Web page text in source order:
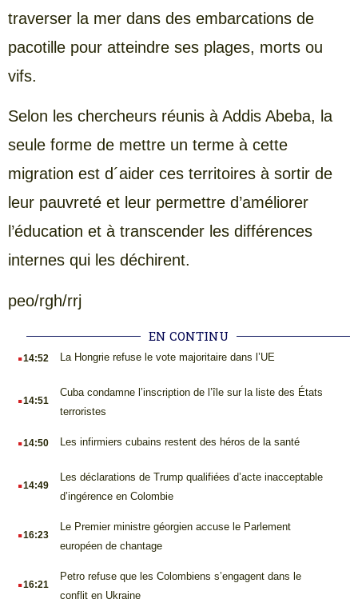
traverser la mer dans des embarcations de
pacotille pour atteindre ses plages, morts ou
vifs.
Selon les chercheurs réunis à Addis Abeba, la
seule forme de mettre un terme à cette
migration est d´aider ces territoires à sortir de
leur pauvreté et leur permettre d’améliorer
l’éducation et à transcender les différences
internes qui les déchirent.
peo/rgh/rrj
EN CONTINU
.14:52 La Hongrie refuse le vote majoritaire dans l’UE
.14:51
Cuba condamne l’inscription de l’île sur la liste des États
terroristes
.14:50 Les infirmiers cubains restent des héros de la santé
.14:49
Les déclarations de Trump qualifiées d’acte inacceptable
d’ingérence en Colombie
.16:23
Le Premier ministre géorgien accuse le Parlement
européen de chantage
.16:21
Petro refuse que les Colombiens s’engagent dans le
conflit en Ukraine